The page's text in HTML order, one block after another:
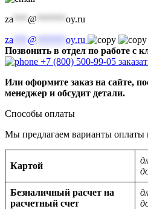
za @
oy.ru
za
@
oy.ru
Позвонить в отдел по работе с
+7 (800) 500-99-05
Или оформите заказ на сайте,
менеджер и обсудит детали.
Способы оплаты
Мы предлагаем варианты оплаты
Картой
Безналичный расчет на
расчетный счет